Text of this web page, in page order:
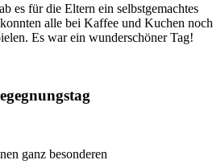
es für die Eltern ein selbstgemachtes
alle bei Kaffee und Kuchen noch
Es war ein wunderschöner Tag!
ganz besonderen